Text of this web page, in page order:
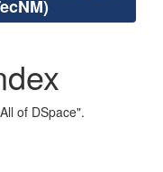
of DSpace".